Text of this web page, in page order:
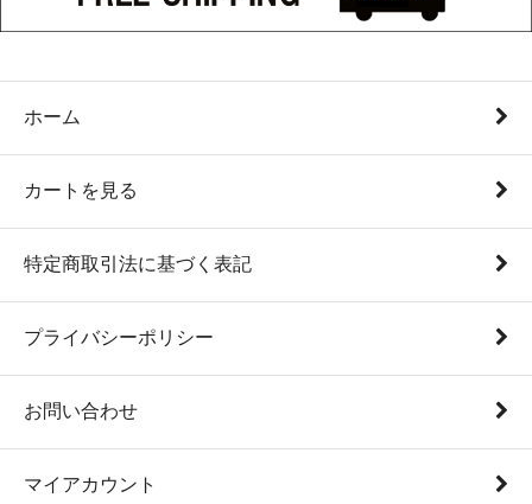
ホーム
カートを見る
特定商取引法に基づく表記
プライバシーポリシー
お問い合わせ
マイアカウント